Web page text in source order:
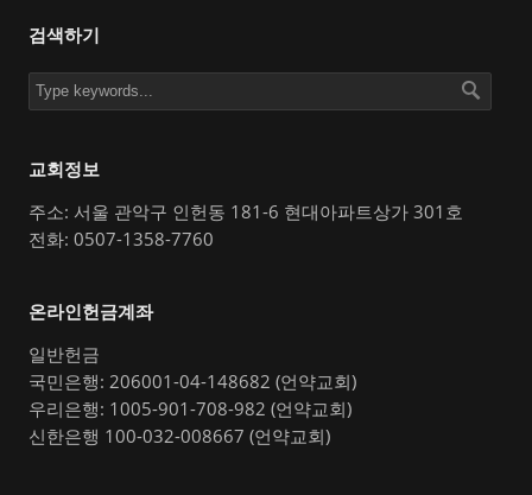
검색하기
교회정보
주소: 서울 관악구 인헌동 181-6 현대아파트상가 301호
전화: 0507-1358-7760
온라인헌금계좌
일반헌금
국민은행: 206001-04-148682 (언약교회)
우리은행: 1005-901-708-982 (언약교회)
신한은행 100-032-008667 (언약교회)